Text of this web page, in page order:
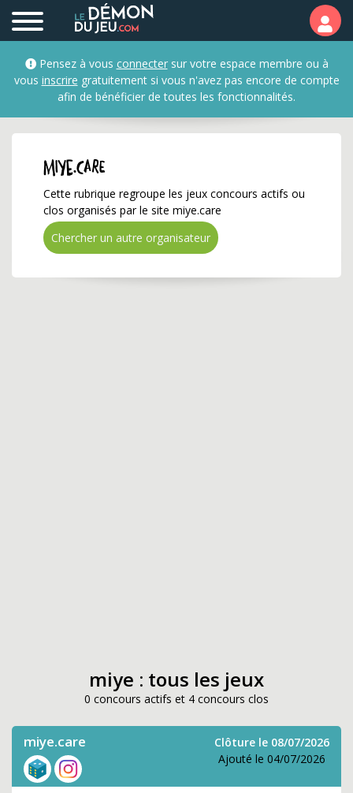
miye.care ✅ Gagnez
Pensez à vous connectersur votre espace membre ou à
vous inscrire gratuitement si vous n'avez pas encore de compte
afin de bénéficier de toutes les fonctionnalités.
miye.care
Cette rubrique regroupe les jeux concours actifs ou
clos organisés par le site miye.care
Chercher un autre organisateur
miye : tous les jeux
0 concours actifs et 4 concours clos
miye.care
Clôture le 08/07/2026
Ajouté le 04/07/2026